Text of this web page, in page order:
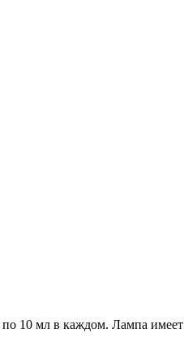
10 мл в каждом. Лампа имеет